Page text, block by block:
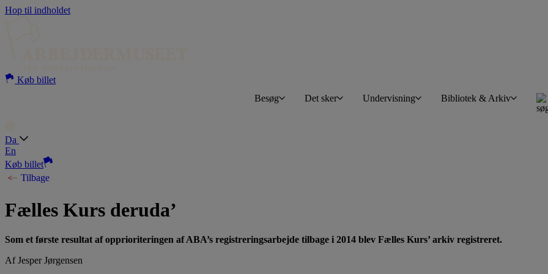
Hop til indholdet
Køb billet
Besøg
Det sker Undervisning Bibliotek & Arkiv
Da
En
Køb billet
Tilbage
Fælles Kurs deruda’
Som et første resultat af opprioriteringen af ABA’s registreringsarbejde tilbage i 2014 blev Fælles Kurs’ arkiv registreret.
Af Jesper Jørgensen